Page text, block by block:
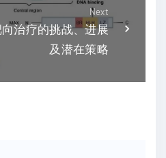
Next
治疗的挑战、进展
及潜在策略